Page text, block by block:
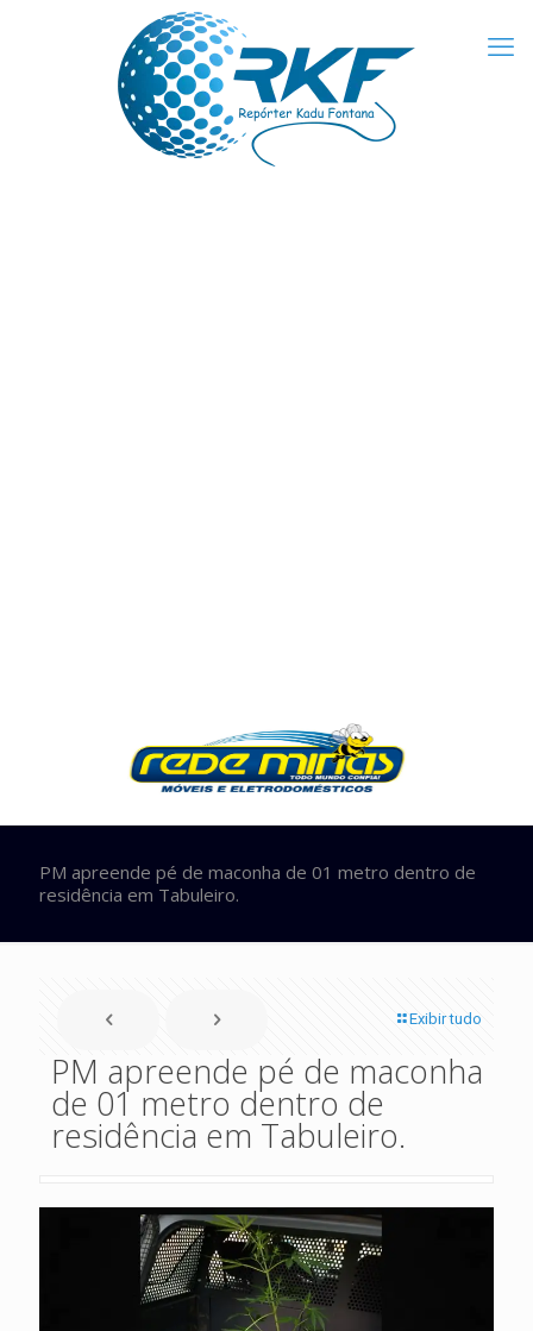
PM apreende pé de maconha de 01 metro dentro de
residência em Tabuleiro.
Exibir tudo
PM apreende pé de maconha
de 01 metro dentro de
residência em Tabuleiro.